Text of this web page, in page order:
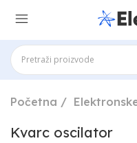
Početna
Kvarc oscilator